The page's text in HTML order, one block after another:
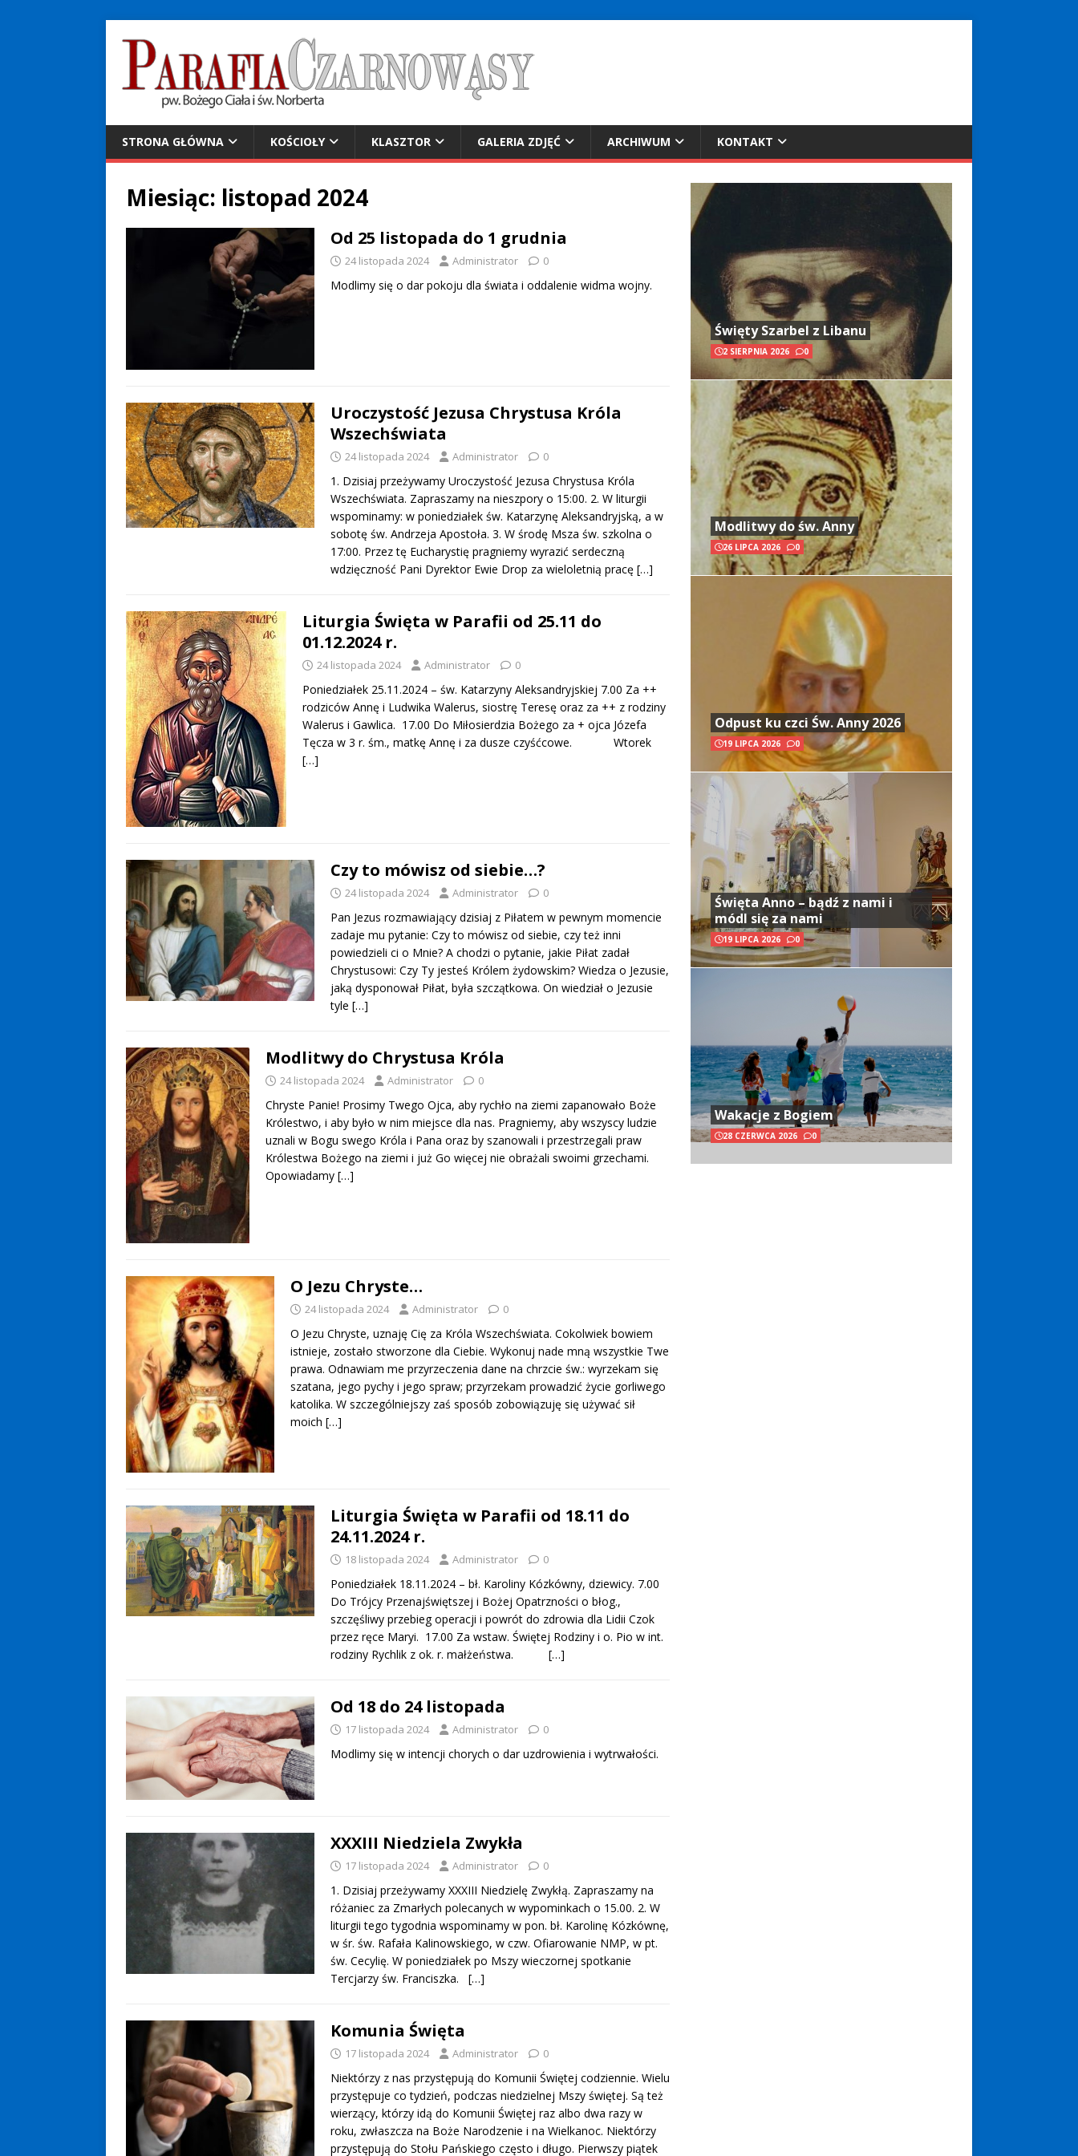
STRONA GŁÓWNA KOŚCIOŁY KLASZTOR GALERIA ZDJĘĆ ARCHIWUM KONTAKT
Miesiąc: listopad 2024
Od 25 listopada do 1 grudnia
24 listopada 2024 Administrator 0
Modlimy się o dar pokoju dla świata i oddalenie widma wojny.
Uroczystość Jezusa Chrystusa Króla
Wszechświata
24 listopada 2024 Administrator 0
1. Dzisiaj przeżywamy Uroczystość Jezusa Chrystusa Króla
Wszechświata. Zapraszamy na nieszpory o 15:00. 2. W liturgii
wspominamy: w poniedziałek św. Katarzynę Aleksandryjską, a w
sobotę św. Andrzeja Apostoła. 3. W środę Msza św. szkolna o
17:00. Przez tę Eucharystię pragniemy wyrazić serdeczną
wdzięczność Pani Dyrektor Ewie Drop za wieloletnią pracę […]
Liturgia Święta w Parafii od 25.11 do
01.12.2024 r.
24 listopada 2024 Administrator 0
Poniedziałek 25.11.2024 – św. Katarzyny Aleksandryjskiej 7.00 Za ++
rodziców Annę i Ludwika Walerus, siostrę Teresę oraz za ++ z rodziny
Walerus i Gawlica. 17.00 Do Miłosierdzia Bożego za + ojca Józefa
Tęcza w 3 r. śm., matkę Annę i za dusze czyśćcowe. Wtorek
[…]
Czy to mówisz od siebie…?
24 listopada 2024 Administrator 0
Pan Jezus rozmawiający dzisiaj z Piłatem w pewnym momencie
zadaje mu pytanie: Czy to mówisz od siebie, czy też inni
powiedzieli ci o Mnie? A chodzi o pytanie, jakie Piłat zadał
Chrystusowi: Czy Ty jesteś Królem żydowskim? Wiedza o Jezusie,
jaką dysponował Piłat, była szczątkowa. On wiedział o Jezusie
tyle […]
Modlitwy do Chrystusa Króla
24 listopada 2024 Administrator 0
Chryste Panie! Prosimy Twego Ojca, aby rychło na ziemi zapanowało Boże
Królestwo, i aby było w nim miejsce dla nas. Pragniemy, aby wszyscy ludzie
uznali w Bogu swego Króla i Pana oraz by szanowali i przestrzegali praw
Królestwa Bożego na ziemi i już Go więcej nie obrażali swoimi grzechami.
Opowiadamy […]
O Jezu Chryste…
24 listopada 2024 Administrator 0
O Jezu Chryste, uznaję Cię za Króla Wszechświata. Cokolwiek bowiem
istnieje, zostało stworzone dla Ciebie. Wykonuj nade mną wszystkie Twe
prawa. Odnawiam me przyrzeczenia dane na chrzcie św.: wyrzekam się
szatana, jego pychy i jego spraw; przyrzekam prowadzić życie gorliwego
katolika. W szczególniejszy zaś sposób zobowiązuję się używać sił
moich […]
Liturgia Święta w Parafii od 18.11 do
24.11.2024 r.
18 listopada 2024 Administrator 0
Poniedziałek 18.11.2024 – bł. Karoliny Kózkówny, dziewicy. 7.00
Do Trójcy Przenajświętszej i Bożej Opatrzności o błog.,
szczęśliwy przebieg operacji i powrót do zdrowia dla Lidii Czok
przez ręce Maryi. 17.00 Za wstaw. Świętej Rodziny i o. Pio w int.
rodziny Rychlik z ok. r. małżeństwa. […]
Od 18 do 24 listopada
17 listopada 2024 Administrator 0
Modlimy się w intencji chorych o dar uzdrowienia i wytrwałości.
XXXIII Niedziela Zwykła
17 listopada 2024 Administrator 0
1. Dzisiaj przeżywamy XXXIII Niedzielę Zwykłą. Zapraszamy na
różaniec za Zmarłych polecanych w wypominkach o 15.00. 2. W
liturgii tego tygodnia wspominamy w pon. bł. Karolinę Kózkównę,
w śr. św. Rafała Kalinowskiego, w czw. Ofiarowanie NMP, w pt.
św. Cecylię. W poniedziałek po Mszy wieczornej spotkanie
Tercjarzy św. Franciszka. […]
Komunia Święta
17 listopada 2024 Administrator 0
Niektórzy z nas przystępują do Komunii Świętej codziennie. Wielu
przystępuje co tydzień, podczas niedzielnej Mszy świętej. Są też
wierzący, którzy idą do Komunii Świętej raz albo dwa razy w
roku, zwłaszcza na Boże Narodzenie i na Wielkanoc. Niektórzy
przystępują do Stołu Pańskiego często i długo. Pierwszy piątek
Święty Szarbel z Libanu
2 SIERPNIA 2026 0
Modlitwy do św. Anny
26 LIPCA 2026 0
Odpust ku czci Św. Anny 2026
19 LIPCA 2026 0
Święta Anno – bądź z nami i
módl się za nami
19 LIPCA 2026 0
Wakacje z Bogiem
28 CZERWCA 2026 0